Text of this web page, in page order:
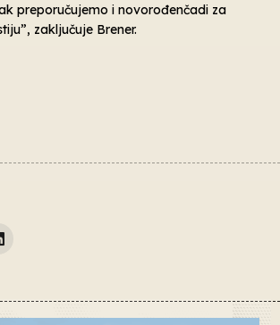
preporučujemo i novorođenčadi za
zaključuje Brener.